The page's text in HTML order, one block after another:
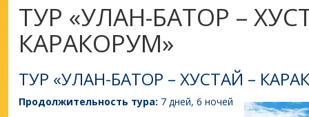
ТУР «УЛАН-БАТОР –
КАРАКОРУМ»
ТУР «УЛАН-БАТОР – ХУСТАЙ –
Продолжительность тура: 7 дней, 6 ночей